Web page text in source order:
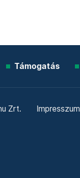
Támogatás
Zrt. Impresszum